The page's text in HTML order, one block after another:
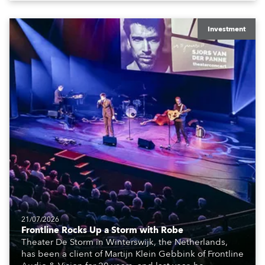
creatives, and the best and most appropriate
equipment for numerous projects year-round.
Investment
21/07/2026
Frontline Rocks Up a Storm with Robe
Theater De Storm in Winterswijk, the Netherlands,
has been a client of Martijn Klein Gebbink of Frontline